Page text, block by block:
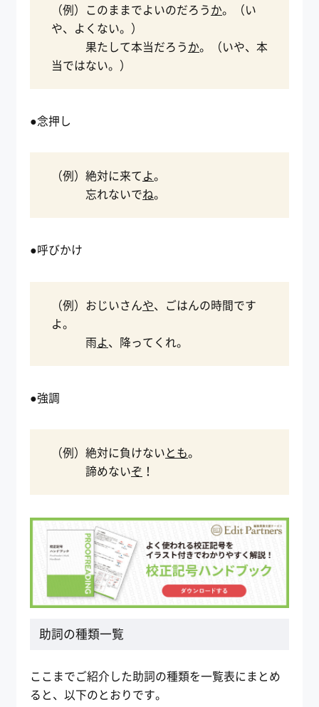
（例）このままでよいのだろうか。（い
や、よくない。）
果たして本当だろうか。（いや、本
当ではない。）
●念押し
（例）絶対に来てよ。
忘れないでね。
●呼びかけ
（例）おじいさんや、ごはんの時間です
よ。
雨よ、降ってくれ。
●強調
（例）絶対に負けないとも。
諦めないぞ ！
助詞の種類一覧
ここまでご紹介した助詞の種類を一覧表にまとめ
ると、以下のとおりです。